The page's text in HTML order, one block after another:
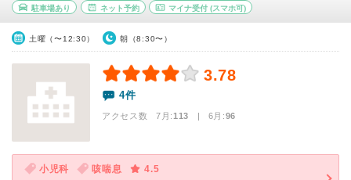
駐車場あり ネット予約 マイナ受付 (スマホ可)
土曜（〜12:30） 朝（8:30〜）
3.78
4件
アクセス数 7月:113 | 6月:96
小児科 咳喘息
4.5